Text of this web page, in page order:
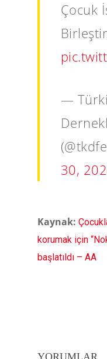
Çocuk
—
30,
Kaynak:
korumak için
başlatıldı – AA
YORUMLAR